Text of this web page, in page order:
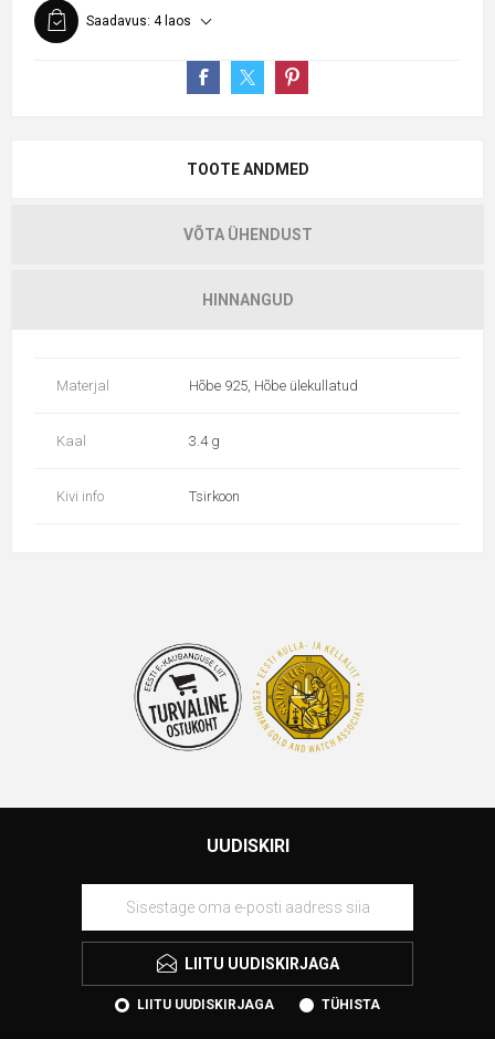
Saadavus: 4 laos
TOOTE ANDMED
VÕTA ÜHENDUST
HINNANGUD
Materjal Hõbe 925, Hõbe ülekullatud
Kaal 3.4 g
Kivi info Tsirkoon
UUDISKIRI
LIITU UUDISKIRJAGA
LIITU UUDISKIRJAGA TÜHISTA